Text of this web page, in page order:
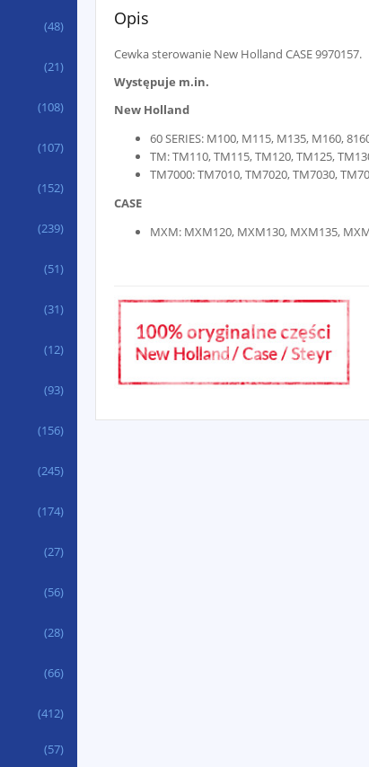
(48)
(21)
(108)
(107)
(152)
(239)
(51)
(31)
(12)
(93)
(156)
(245)
(174)
(27)
(56)
(28)
(66)
(412)
(57)
Opis
Cewka sterowanie New Holland CASE 9970157.
Występuje m.in.
New Holland
60 SERIES: M100, M115, M135, M160,
TM: TM110, TM115, TM120, TM125,
TM7000: TM7010, TM7020, TM7030,
CASE
MXM: MXM120, MXM130, MXM135,